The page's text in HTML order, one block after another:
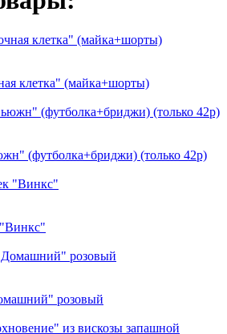
клетка" (майка+шорты)
(футболка+бриджи) (только 42р)
"Винкс"
розовый